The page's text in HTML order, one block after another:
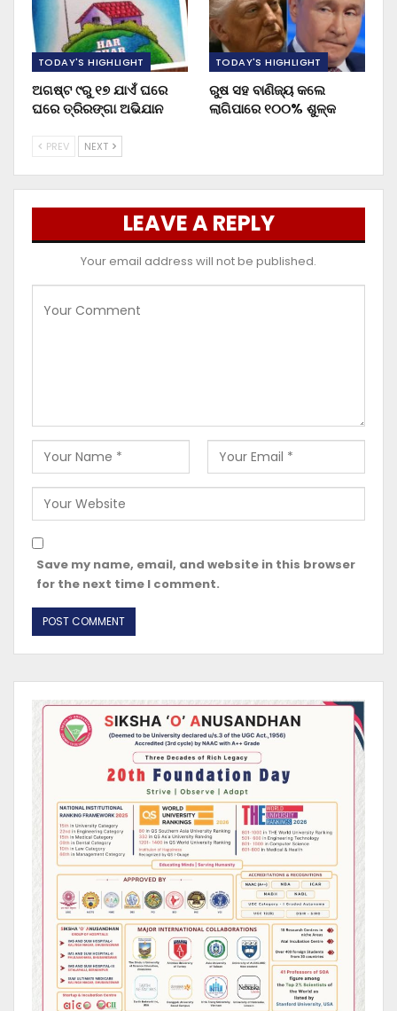
TODAY'S HIGHLIGHT
ଅଗଷ୍ଟ ୯ରୁ ୧୭ ଯାଏଁ ଘରେ
ଘରେ ତ୍ରିରଙ୍ଗା ଅଭିଯାନ
TODAY'S HIGHLIGHT
ରୁଷ ସହ ବାଣିଜ୍ୟ କଲେ
ଲାଗିପାରେ ୧୦୦% ଶୁଳ୍କ
PREV NEXT
LEAVE A REPLY
Your email address will not be published.
Save my name, email, and website in this browser
for the next time I comment.